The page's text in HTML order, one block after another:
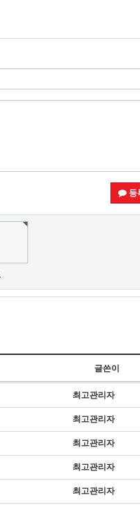
등
글쓴이
최고관리자
최고관리자
최고관리자
최고관리자
최고관리자